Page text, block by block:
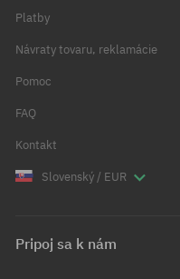
Platby
Návraty tovaru, reklamácie
Pomoc
FAQ
Kontakt
Slovenský / EUR
Pripoj sa k nám